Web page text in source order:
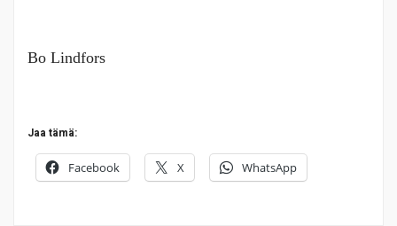
Bo Lindfors
Jaa tämä:
Facebook X WhatsApp